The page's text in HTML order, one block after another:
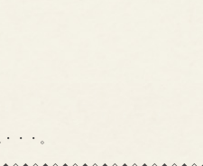
・・。